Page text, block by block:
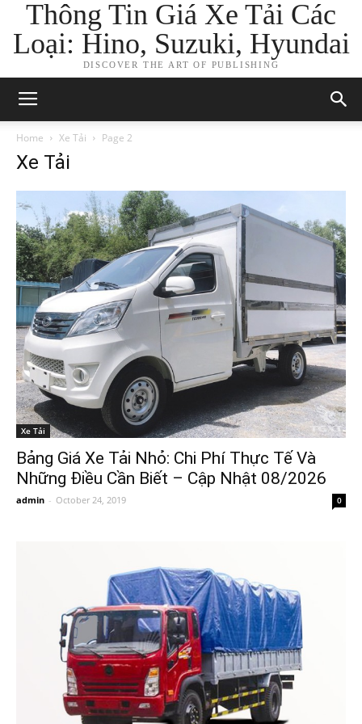
Thông Tin Giá Xe Tải Các
Loại: Hino, Suzuki, Hyundai
DISCOVER THE ART OF PUBLISHING
Home Xe Tải Page 2
Xe Tải
Xe Tải
Bảng Giá Xe Tải Nhỏ: Chi Phí Thực Tế Và
Những Điều Cần Biết – Cập Nhật 08/2026
admin - October 24, 2019 0